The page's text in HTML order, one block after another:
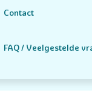
Contact
FAQ / Veelgestelde